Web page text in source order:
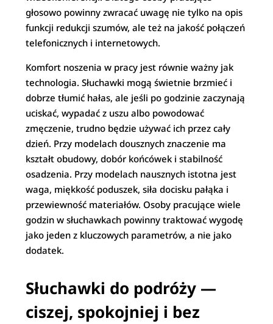
głosowo powinny zwracać uwagę nie tylko na opis
funkcji redukcji szumów, ale też na jakość połączeń
telefonicznych i internetowych.
Komfort noszenia w pracy jest równie ważny jak
technologia. Słuchawki mogą świetnie brzmieć i
dobrze tłumić hałas, ale jeśli po godzinie zaczynają
uciskać, wypadać z uszu albo powodować
zmęczenie, trudno będzie używać ich przez cały
dzień. Przy modelach dousznych znaczenie ma
kształt obudowy, dobór końcówek i stabilność
osadzenia. Przy modelach nausznych istotna jest
waga, miękkość poduszek, siła docisku pałąka i
przewiewność materiałów. Osoby pracujące wiele
godzin w słuchawkach powinny traktować wygodę
jako jeden z kluczowych parametrów, a nie jako
dodatek.
Słuchawki do podróży —
ciszej, spokojniej i bez